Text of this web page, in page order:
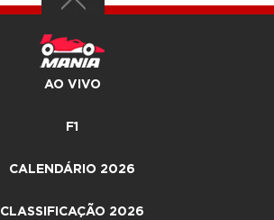
AO VIVO
F1
CALENDÁRIO 2026
CLASSIFICAÇÃO 2026